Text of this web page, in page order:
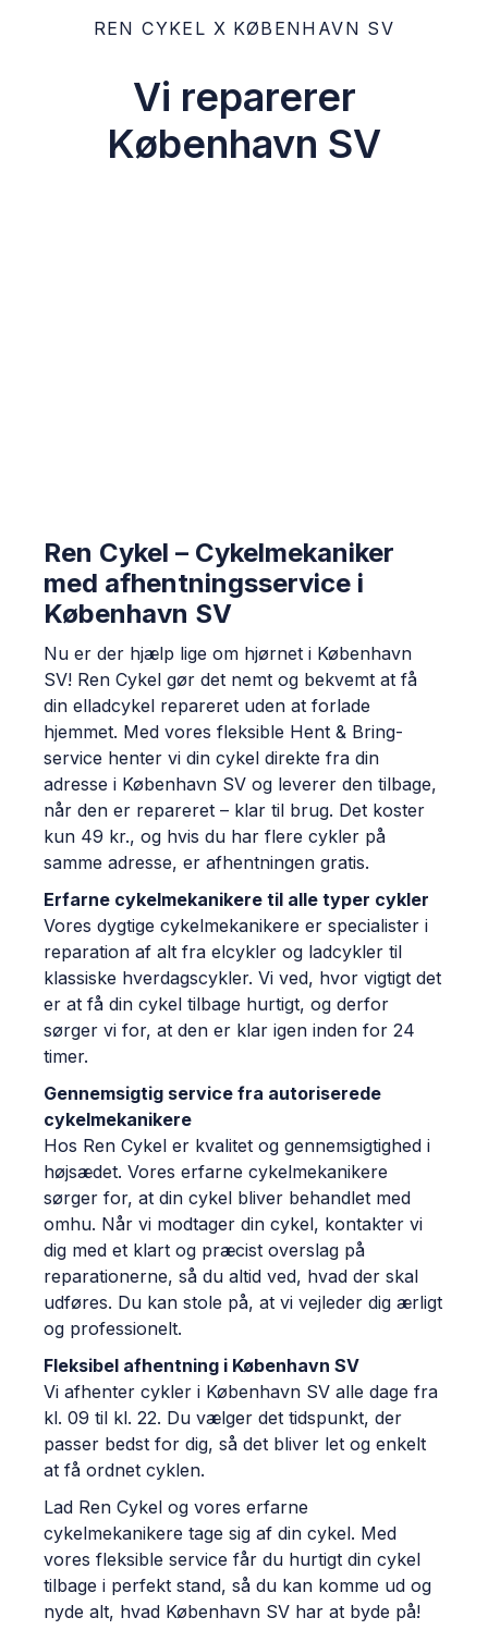
REN CYKEL X KØBENHAVN SV
Vi reparerer
København SV
Ren Cykel – Cykelmekaniker
med afhentningsservice i
København SV
Nu er der hjælp lige om hjørnet i København
SV! Ren Cykel gør det nemt og bekvemt at få
din elladcykel repareret uden at forlade
hjemmet. Med vores fleksible Hent & Bring-
service henter vi din cykel direkte fra din
adresse i København SV og leverer den tilbage,
når den er repareret – klar til brug. Det koster
kun 49 kr., og hvis du har flere cykler på
samme adresse, er afhentningen gratis.
Erfarne cykelmekanikere til alle typer cykler
Vores dygtige cykelmekanikere er specialister i
reparation af alt fra elcykler og ladcykler til
klassiske hverdagscykler. Vi ved, hvor vigtigt det
er at få din cykel tilbage hurtigt, og derfor
sørger vi for, at den er klar igen inden for 24
timer.
Gennemsigtig service fra autoriserede
cykelmekanikere
Hos Ren Cykel er kvalitet og gennemsigtighed i
højsædet. Vores erfarne cykelmekanikere
sørger for, at din cykel bliver behandlet med
omhu. Når vi modtager din cykel, kontakter vi
dig med et klart og præcist overslag på
reparationerne, så du altid ved, hvad der skal
udføres. Du kan stole på, at vi vejleder dig ærligt
og professionelt.
Fleksibel afhentning i København SV
Vi afhenter cykler i København SV alle dage fra
kl. 09 til kl. 22. Du vælger det tidspunkt, der
passer bedst for dig, så det bliver let og enkelt
at få ordnet cyklen.
Lad Ren Cykel og vores erfarne
cykelmekanikere tage sig af din cykel. Med
vores fleksible service får du hurtigt din cykel
tilbage i perfekt stand, så du kan komme ud og
nyde alt, hvad København SV har at byde på!